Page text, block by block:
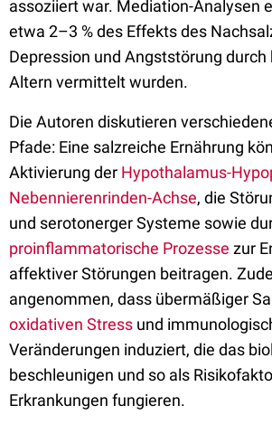
assoziiert war. Mediation-Analysen
etwa 2–3 % des Effekts des
Depression und Angststörung
Altern vermittelt wurden.
Die Autoren diskutieren
Pfade: Eine salzreiche Ernährung
Aktivierung der Hypothalamus-
Nebennierenrinden-Achse, die
und serotonerger Systeme sowie
proinflammatorische Prozesse zur
affektiver Störungen beitragen.
angenommen, dass übermäßiger
oxidativen Stress und
Veränderungen induziert, die das
beschleunigen und so als
Erkrankungen fungieren.